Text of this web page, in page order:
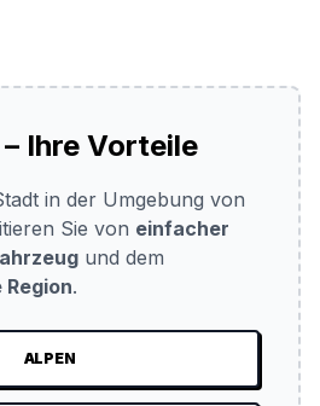
Ihre Vorteile
in der Umgebung von
Sie von einfacher
und dem
.
ALPEN